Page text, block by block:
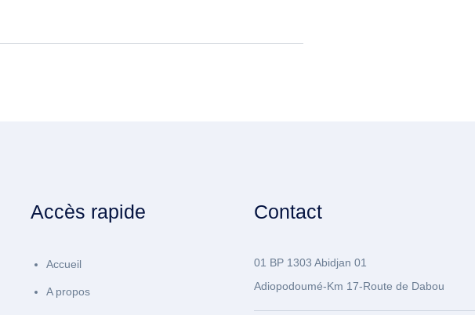
Accès rapide
Accueil
A propos
Contact
01 BP 1303 Abidjan 01
Adiopodoumé-Km 17-Route de Dabou